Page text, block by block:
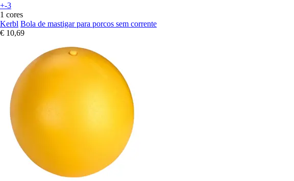
+-3
1 cores
Kerbl Bola de mastigar para porcos sem corrente
€ 10,69